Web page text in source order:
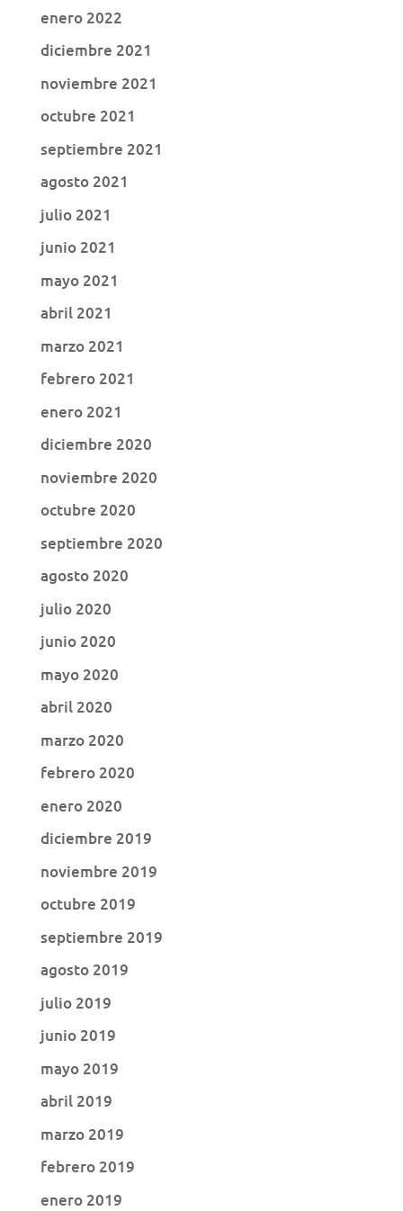
enero 2022
diciembre 2021
noviembre 2021
octubre 2021
septiembre 2021
agosto 2021
julio 2021
junio 2021
mayo 2021
abril 2021
marzo 2021
febrero 2021
enero 2021
diciembre 2020
noviembre 2020
octubre 2020
septiembre 2020
agosto 2020
julio 2020
junio 2020
mayo 2020
abril 2020
marzo 2020
febrero 2020
enero 2020
diciembre 2019
noviembre 2019
octubre 2019
septiembre 2019
agosto 2019
julio 2019
junio 2019
mayo 2019
abril 2019
marzo 2019
febrero 2019
enero 2019